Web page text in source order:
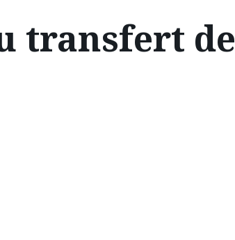
transfert de